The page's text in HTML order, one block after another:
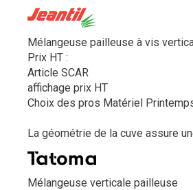
Mélangeuse pailleuse à vis
Prix HT :
Article SCAR
affichage prix HT
Choix des pros Matériel
La géométrie de la cuve assure
Mélangeuse verticale pailleuse